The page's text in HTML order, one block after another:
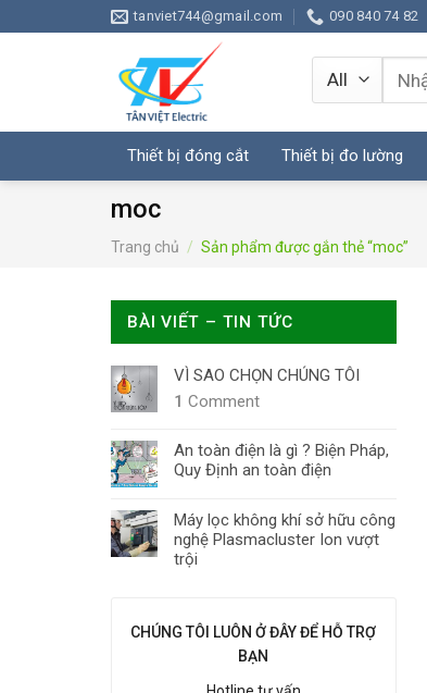
to
tanviet744@gmail.com 090 840 74 82
Tìm
kiếm:
Thiết bị đóng cắt Thiết bị đo lường
moc
Trang chủ / Sản phẩm được gắn thẻ “moc”
BÀI VIẾT – TIN TỨC
VÌ SAO CHỌN CHÚNG TÔI
1 Comment
An toàn điện là gì ? Biện Pháp,
Quy Định an toàn điện
Máy lọc không khí sở hữu công
nghệ Plasmacluster Ion vượt
trội
CHÚNG TÔI LUÔN Ở ĐÂY ĐỂ HỖ TRỢ
BẠN